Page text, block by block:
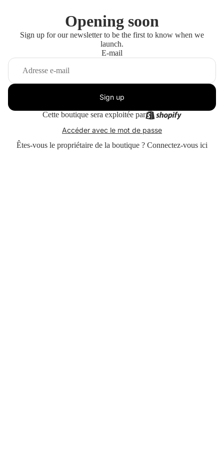
Opening soon
Sign up for our newsletter to be the first to know when we
launch.
E-mail
Sign up
Cette boutique sera exploitée par
Accéder avec le mot de passe
Êtes-vous le propriétaire de la boutique ? Connectez-vous ici